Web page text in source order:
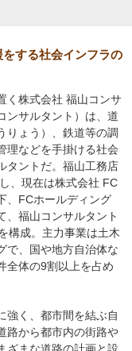
する社会インフラの
く株式会社 福山コンサ
ンサルタント）は、道
りょう）、鉄道等の調
理などを手掛ける社会
タントだ。福山工務店
、現在は株式会社 FC
、FCホールディング
、福山コンサルタント
構成。主力事業は土木
で、国や地方自治体な
全体の9割以上を占め
強く、都市間を結ぶ自
路から都市内の街路や